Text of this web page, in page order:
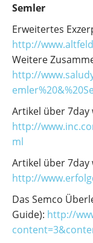
Semler
Erweitertes
http://
Weitere
http://
Artikel über 7day
http://
ml
Artikel über 7day
http://
Das Semco
Guide): http://